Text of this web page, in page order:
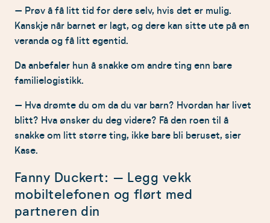
– Prøv å få litt tid for dere selv, hvis det er mulig.
Kanskje når barnet er lagt, og dere kan sitte ute på en
veranda og få litt egentid.
Da anbefaler hun å snakke om andre ting enn bare
familielogistikk.
– Hva drømte du om da du var barn? Hvordan har livet
blitt? Hva ønsker du deg videre? Få den roen til å
snakke om litt større ting, ikke bare bli beruset, sier
Kase.
Fanny Duckert: – Legg vekk
mobiltelefonen og flørt med
partneren din